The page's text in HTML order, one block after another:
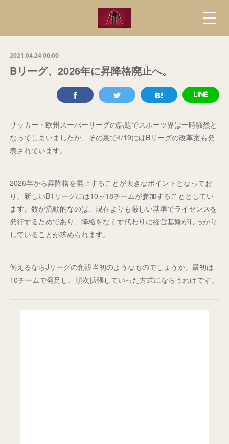
2021.04.24 00:00
Bリーグ、2026年に昇降格廃止へ。
サッカー・欧州スーパーリーグの話題でスポーツ界は一時騒然と
なってしまいましたが、その裏で4/19にはBリーグの改革案も発
表されています。
2026年から昇降格を廃止することが大きなポイントとなってお
り、新しいB1リーグには10～18チームが参加することとしてい
ます。数が流動的なのは、現在よりも厳しい基準でライセンスを
発行するためであり、降格をなくす代わりに経営基盤がしっかり
していることが求められます。
例えるならJリーグの創設当初のようなものでしょうか。最初は
10チームで発足し、順次拡張していった方式にならうわけです。